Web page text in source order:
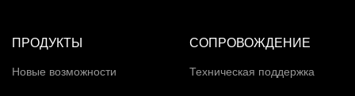
ПРОДУКТЫ
Новые возможности
СОПРОВОЖДЕНИЕ
Техническая поддержка